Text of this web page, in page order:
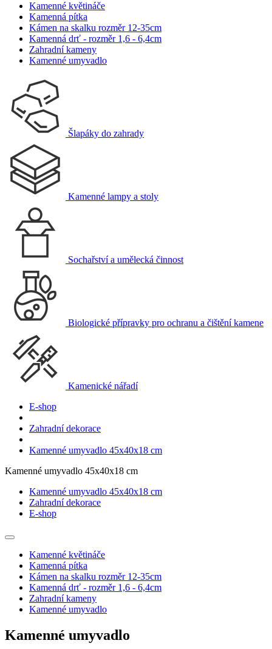
Kamenné květináče
Kamenná pítka
Kámen na skalku rozměr 12-35cm
Kamenná drť - rozměr 1,6 - 6,4cm
Zahradní kameny
Kamenné umyvadlo
Šlapáky do zahrady
Kamenné lampy a stoly
Sochařství a umělecká činnost
Biologické přípravky pro ochranu a čištění kamene
Kamenické nářadí
E-shop
Zahradní dekorace
Kamenné umyvadlo 45x40x18 cm
Kamenné umyvadlo 45x40x18 cm
Kamenné umyvadlo 45x40x18 cm
Zahradní dekorace
E-shop
Kamenné květináče
Kamenná pítka
Kámen na skalku rozměr 12-35cm
Kamenná drť - rozměr 1,6 - 6,4cm
Zahradní kameny
Kamenné umyvadlo
Kamenné umyvadlo